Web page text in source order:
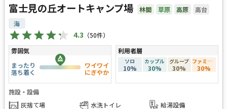
富士見の丘オートキャンプ場 林間 草原 高原
高台
海
4.3 （50件）
雰囲気
まったり
落ち着く
ワイワイ
にぎやか
利用者層
ソロ
10%
カップル
30%
グループ
30%
ファミリー
30%
施設・設備
灰捨て場
水洗トイレ
給湯設備